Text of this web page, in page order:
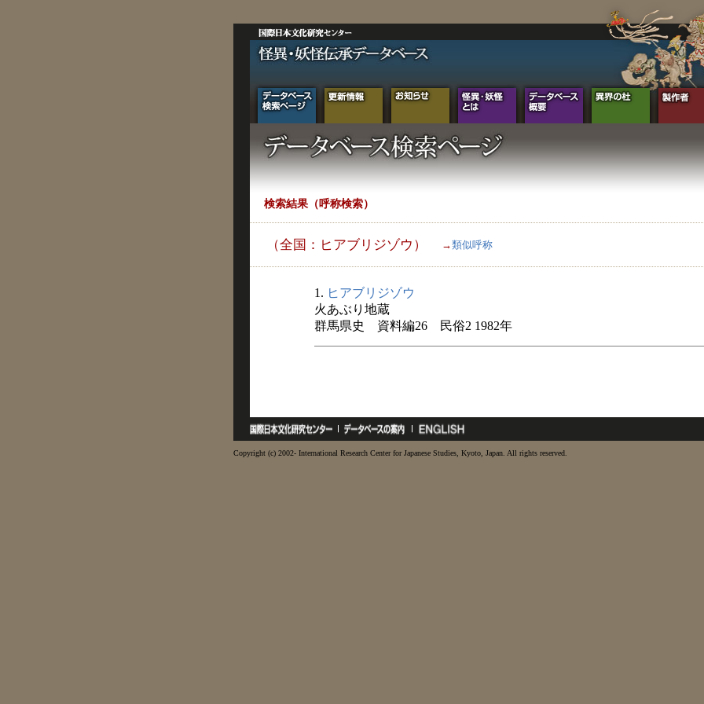
検索結果（呼称検索）
（全国：ヒアブリジゾウ） →類似呼称
1. ヒアブリジゾウ
火あぶり地蔵
群馬県史 資料編26 民俗2 1982年
Copyright (c) 2002- International Research Center for Japanese Studies, Kyoto, Japan. All rights reserved.